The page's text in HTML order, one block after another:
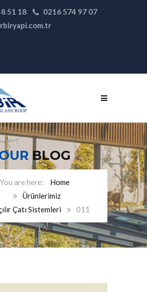
51 18
0216 574 97 07
BLOG
Home
Ürünlerimiz
Çatı Sistemleri
011